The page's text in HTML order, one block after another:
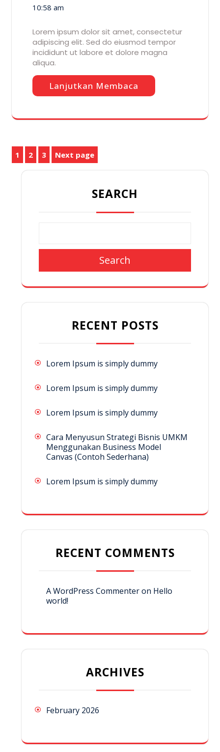
10:58 am
Lorem ipsum dolor sit amet, consectetur
adipiscing elit. Sed do eiusmod tempor
incididunt ut labore et dolore magna
aliqua.
Lanjutkan Membaca
1 2 3 Next page
SEARCH
Search
RECENT POSTS
Lorem Ipsum is simply dummy
Lorem Ipsum is simply dummy
Lorem Ipsum is simply dummy
Cara Menyusun Strategi Bisnis UMKM
Menggunakan Business Model
Canvas (Contoh Sederhana)
Lorem Ipsum is simply dummy
RECENT COMMENTS
A WordPress Commenteron Hello
world!
ARCHIVES
February 2026